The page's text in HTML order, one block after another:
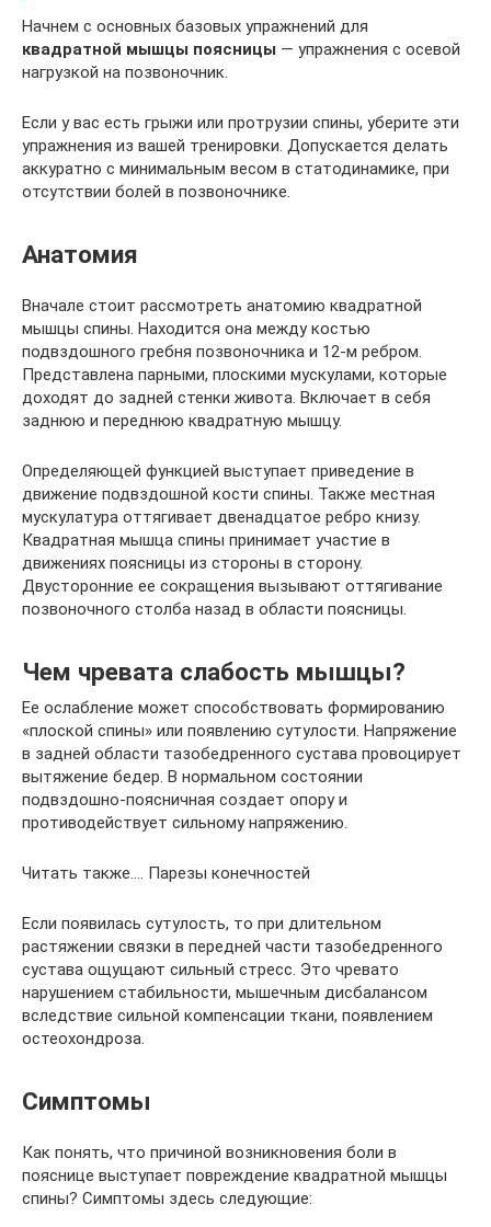
Начнем с основных базовых упражнений для
квадратной мышцы поясницы — упражнения с осевой
нагрузкой на позвоночник.
Если у вас есть грыжи или протрузии спины, уберите эти
упражнения из вашей тренировки. Допускается делать
аккуратно с минимальным весом в статодинамике, при
отсутствии болей в позвоночнике.
Анатомия
Вначале стоит рассмотреть анатомию квадратной
мышцы спины. Находится она между костью
подвздошного гребня позвоночника и 12-м ребром.
Представлена парными, плоскими мускулами, которые
доходят до задней стенки живота. Включает в себя
заднюю и переднюю квадратную мышцу.
Определяющей функцией выступает приведение в
движение подвздошной кости спины. Также местная
мускулатура оттягивает двенадцатое ребро книзу.
Квадратная мышца спины принимает участие в
движениях поясницы из стороны в сторону.
Двусторонние ее сокращения вызывают оттягивание
позвоночного столба назад в области поясницы.
Чем чревата слабость мышцы?
Ее ослабление может способствовать формированию
«плоской спины» или появлению сутулости. Напряжение
в задней области тазобедренного сустава провоцирует
вытяжение бедер. В нормальном состоянии
подвздошно-поясничная создает опору и
противодействует сильному напряжению.
Читать также…. Парезы конечностей
Если появилась сутулость, то при длительном
растяжении связки в передней части тазобедренного
сустава ощущают сильный стресс. Это чревато
нарушением стабильности, мышечным дисбалансом
вследствие сильной компенсации ткани, появлением
остеохондроза.
Симптомы
Как понять, что причиной возникновения боли в
пояснице выступает повреждение квадратной мышцы
спины? Симптомы здесь следующие: